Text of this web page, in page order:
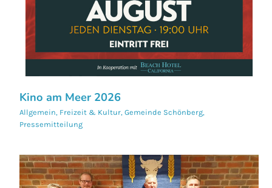
Kino am Meer 2026
Allgemein, Freizeit & Kultur,Gemeinde Schönberg,
Pressemitteilung